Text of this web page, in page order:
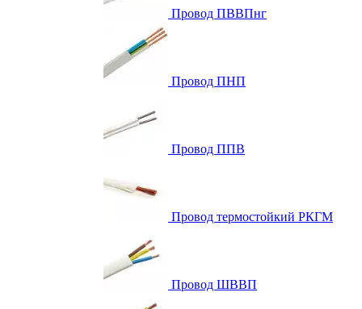
Провод ПВВПнг
Провод ПНП
Провод ППВ
Провод термостойкий РКГМ
Провод ШВВП